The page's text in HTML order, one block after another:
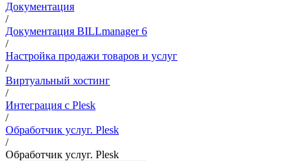
Документация
/
Документация BILLmanager 6
/
Настройка продажи товаров и услуг
/
Виртуальный хостинг
/
Интеграция с Plesk
/
Обработчик услуг. Plesk
/
Обработчик услуг. Plesk